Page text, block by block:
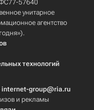
57640
унитарное
агентство
технологий
internet-group@ria.ru
и рекламы